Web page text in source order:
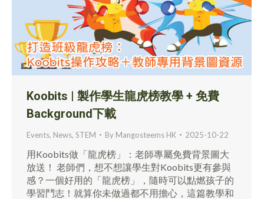
Koobits | 製作學生龍虎榜教學 + 免費
Background下載
Events, News, STEM By Mangosteems HK 2025-10-22
用Koobits做「龍虎榜」：老師專屬免費背景圖大
放送！ 老師們，想不想讓學生對Koobits更有參與
感？一個好用的「龍虎榜」，隨時可以點燃孩子的
學習鬥志！就算你未做過都不用擔心，這篇教學和